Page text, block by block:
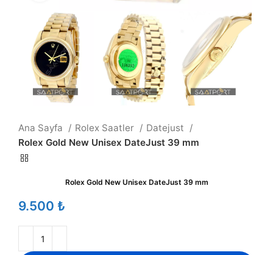
Ana Sayfa Rolex Saatler
Datejust
Rolex Gold New Unisex DateJust 39 mm
Rolex Gold New Unisex DateJust 39 mm
₺